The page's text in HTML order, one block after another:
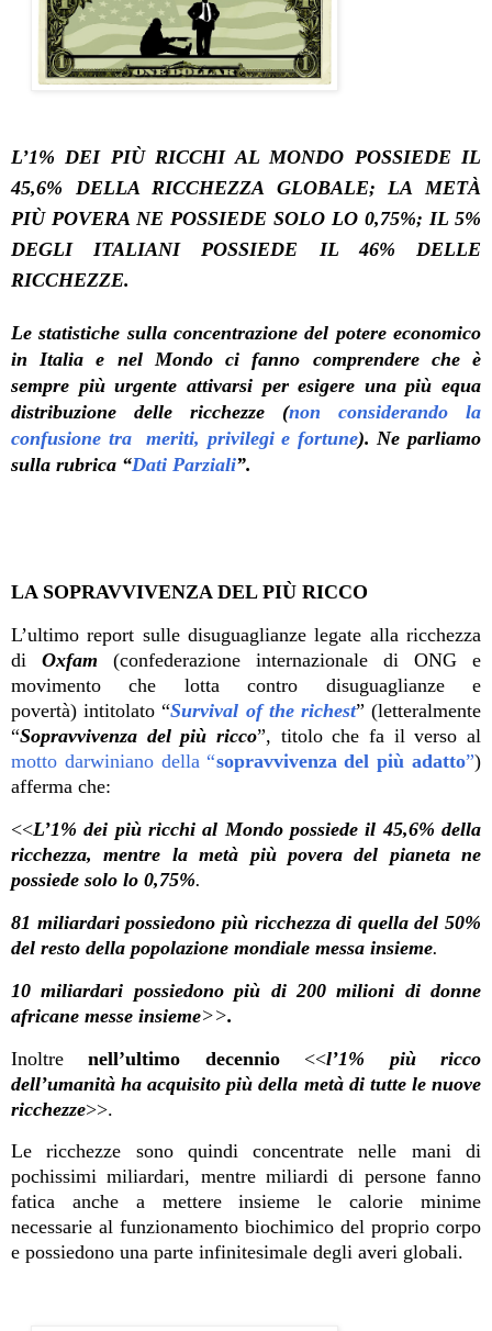
L’1% DEI PIÙ RICCHI AL MONDO POSSIEDE IL
45,6% DELLA RICCHEZZA GLOBALE; LA METÀ
PIÙPOVERA NE POSSIEDE SOLO LO 0,75%; IL 5%
DEGLI ITALIANI POSSIEDE IL 46% DELLE
RICCHEZZE.
Le statistiche sulla concentrazione del potere economico
in Italia e nel Mondo ci fanno comprendere che è
sempre più urgente attivarsi per esigere una più equa
distribuzione delle ricchezze (non considerando la
confusione tra meriti, privilegi e fortune). Ne parliamo
sulla rubrica “Dati Parziali”.
LA SOPRAVVIVENZA DEL PIÙ RICCO
L’ultimo report sulle disuguaglianze legate alla ricchezza
di Oxfam (confederazione internazionale di ONG e
movimento che lotta contro disuguaglianze e
povertà) intitolato “Survival of the richest” (letteralmente
“Sopravvivenza del più ricco”, titolo che fa il verso al
motto darwiniano della “sopravvivenza del più adatto”)
afferma che:
<<L’1% dei più ricchi al Mondo possiede il 45,6% della
ricchezza, mentre la metà più povera del pianeta ne
possiede solo lo 0,75%.
81 miliardari possiedono più ricchezza di quella del 50%
del resto della popolazione mondiale messa insieme.
10 miliardari possiedono più di 200 milioni di donne
africane messe insieme>>.
Inoltrenell’ultimo decennio<<l’1% più ricco
dell’umanità ha acquisito più della metà di tutte le nuove
ricchezze>>.
Le ricchezze sono quindi concentrate nelle mani di
pochissimi miliardari, mentre miliardi di persone fanno
fatica anche a mettere insieme le calorie minime
necessarie al funzionamento biochimico del proprio corpo
e possiedono una parte infinitesimale degli averi globali.